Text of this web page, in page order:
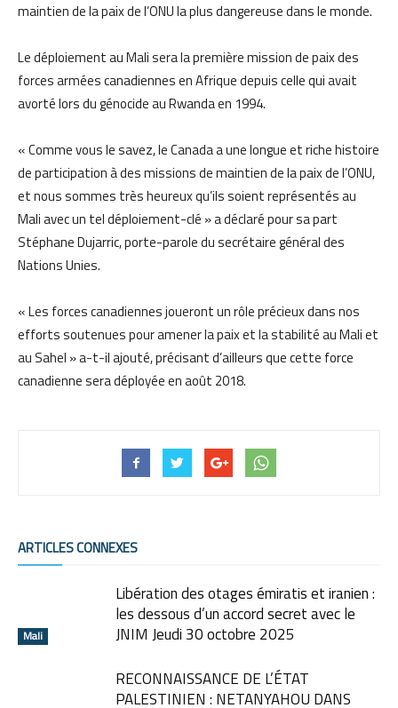
maintien de la paix de l’ONU la plus dangereuse dans le monde.
Le déploiement au Mali sera la première mission de paix des
forces armées canadiennes en Afrique depuis celle qui avait
avorté lors du génocide au Rwanda en 1994.
« Comme vous le savez, le Canada a une longue et riche histoire
de participation à des missions de maintien de la paix de l’ONU,
et nous sommes très heureux qu’ils soient représentés au
Mali avec un tel déploiement-clé » a déclaré pour sa part
Stéphane Dujarric, porte-parole du secrétaire général des
Nations Unies.
« Les forces canadiennes joueront un rôle précieux dans nos
efforts soutenues pour amener la paix et la stabilité au Mali et
au Sahel » a-t-il ajouté, précisant d’ailleurs que cette force
canadienne sera déployée en août 2018.
ARTICLES CONNEXES
Mali
Libération des otages émiratis et iranien :
les dessous d’un accord secret avec le
JNIM Jeudi 30 octobre 2025
RECONNAISSANCE DE L’ÉTAT
PALESTINIEN : NETANYAHOU DANS